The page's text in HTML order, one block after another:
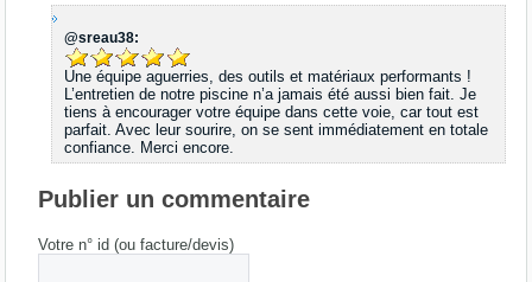
@sreau38:
Une équipe aguerries, des outils et matériaux performants !
L’entretien de notre piscine n’a jamais été aussi bien fait. Je
tiens à encourager votre équipe dans cette voie, car tout est
parfait. Avec leur sourire, on se sent immédiatement en totale
confiance. Merci encore.
Publier un commentaire
Votre n° id (ou facture/devis)